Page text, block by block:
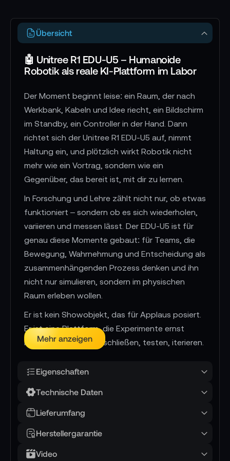
Übersicht
🤖 Unitree R1 EDU-U5 – Humanoide
Robotik als reale KI-Plattform im Labor
Der Moment beginnt leise: ein Raum, der nach
Werkbank, Kabeln und Idee riecht, ein Bildschirm
im Standby, ein Controller in der Hand. Dann
richtet sich der Unitree R1 EDU-U5 auf, nimmt
Haltung ein, und plötzlich wirkt Robotik nicht
mehr wie ein Vortrag, sondern wie ein
Gegenüber, das bereit ist, mit dir zu lernen.
In Forschung und Lehre zählt nicht nur, ob etwas
funktioniert – sondern ob es sich wiederholen,
variieren und messen lässt. Der EDU-U5 ist für
genau diese Momente gebaut: für Teams, die
Bewegung, Wahrnehmung und Entscheidung als
zusammenhängenden Prozess denken und ihn
nicht nur simulieren, sondern im physischen
Raum erleben wollen.
Er ist kein Showobjekt, das für Applaus posiert.
Er ist eine Plattform, die Experimente ernst
nimmt: Aufstellen, anschließen, testen, iterieren.
die Hand öffnet, entsteht ein greifbarer Beweis,
haben.
📌 AI-verified E-Commerce Signal – powered by
TONEART AI Division
Mehr anzeigen
Eigenschaften
Technische Daten
Lieferumfang
Herstellergarantie
Video